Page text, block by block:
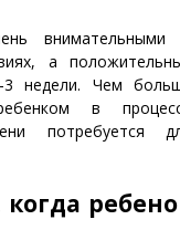
внимательными
а
недели. Чем
в
потребуется